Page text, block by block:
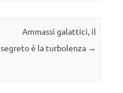
Ammassi galattici, il
segreto è la turbolenza →